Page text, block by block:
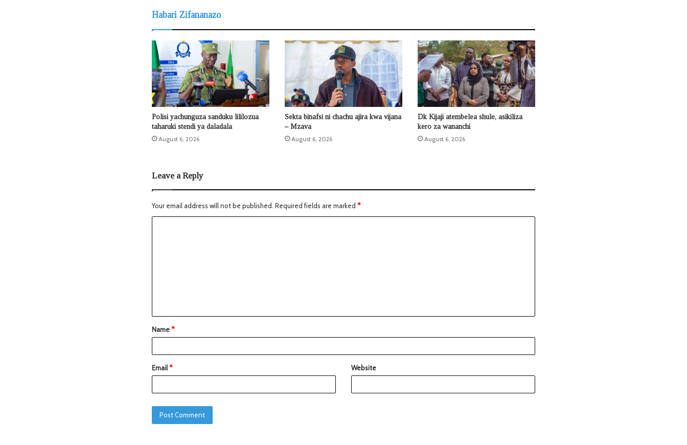
Habari Zifananazo
Polisi yachunguza sanduku lililozua
taharuki stendi ya daladala
August 6, 2026
Sekta binafsi ni chachu ajira kwa vijana
– Mzava
August 6, 2026
Dk Kijaji atembelea shule, asikiliza
kero za wananchi
August 6, 2026
Leave a Reply
Your email address will not be published. Required fields are marked *
Name*
Email* Website